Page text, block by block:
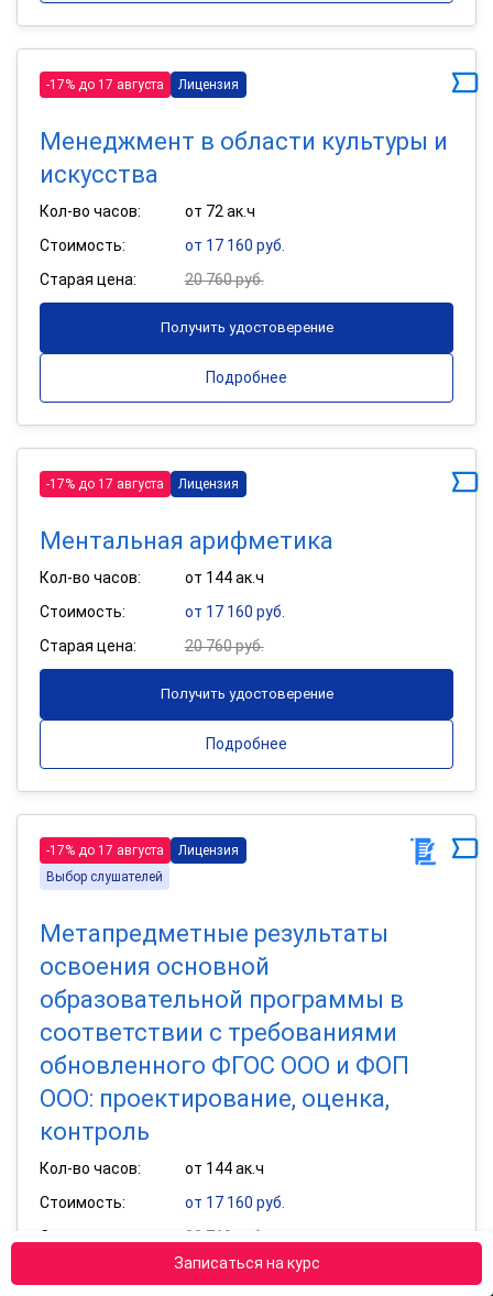
Записаться на курс
-17% до 17 августа Лицензия
Менеджмент в области культуры и
искусства
Кол-во часов:
от 72 ак.ч
Стоимость:
от 17 160 руб.
Старая цена:
20 760 руб.
Получить удостоверение
Подробнее
-17% до 17 августа Лицензия
Ментальная арифметика
Кол-во часов:
от 144 ак.ч
Стоимость:
от 17 160 руб.
Старая цена:
20 760 руб.
Получить удостоверение
Подробнее
-17% до 17 августа
Лицензия
Выбор слушателей
Метапредметные результаты
освоения основной
образовательной программы в
соответствии с требованиями
обновленного ФГОС ООО и ФОП
ООО: проектирование, оценка,
контроль
Кол-во часов:
от 144 ак.ч
Стоимость:
от 17 160 руб.
Старая цена:
20 760 руб.
Получить удостоверение